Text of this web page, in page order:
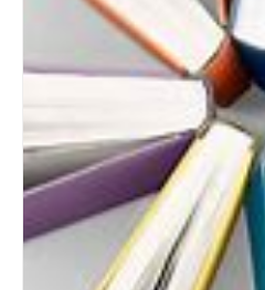
Bildquelle Pixabay